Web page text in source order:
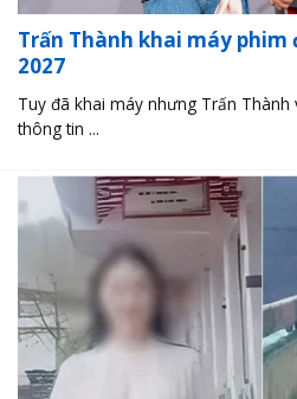
Trấn Thành khai máy phim
2027
Tuy đã khai máy nhưng Trấn Thành
thông tin ...